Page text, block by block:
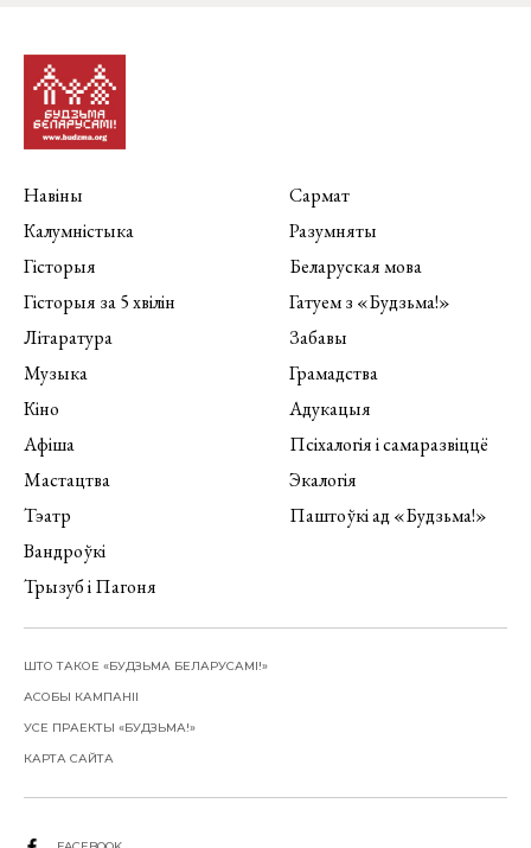
Навіны
Калумністыка
Гісторыя
Гісторыя за 5 хвілін
Літаратура
Музыка
Кіно
Афіша
Мастацтва
Тэатр
Вандроўкі
Трызуб і Пагоня
Сармат
Разумняты
Беларуская мова
Гатуем з «Будзьма!»
Забавы
Грамадства
Адукацыя
Псіхалогія і самаразвіццё
Экалогія
Паштоўкі ад «Будзьма!»
ШТО ТАКОЕ «БУДЗЬМА БЕЛАРУСАМІ!»
АСОБЫ КАМПАНІІ
УСЕ ПРАЕКТЫ «БУДЗЬМА!»
КАРТА САЙТА